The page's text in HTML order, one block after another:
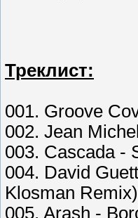
Треклист:
001. Groove
002. Jean
003. Cascada -
004. David
Klosman Remix)
005. Arash -